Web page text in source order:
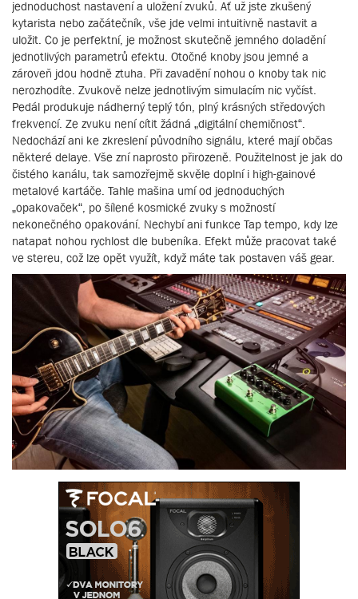
jednoduchost nastavení a uložení zvuků. Ať už jste zkušený
kytarista nebo začátečník, vše jde velmi intuitivně nastavit a
uložit. Co je perfektní, je možnost skutečně jemného doladění
jednotlivých parametrů efektu. Otočné knoby jsou jemné a
zároveň jdou hodně ztuha. Při zavadění nohou o knoby tak nic
nerozhodíte. Zvukově nelze jednotlivým simulacím nic vyčíst.
Pedál produkuje nádherný teplý tón, plný krásných středových
frekvencí. Ze zvuku není cítit žádná „digitální chemičnost“.
Nedochází ani ke zkreslení původního signálu, které mají občas
některé delaye. Vše zní naprosto přirozeně. Použitelnost je jak do
čistého kanálu, tak samozřejmě skvěle doplní i high-gainové
metalové kartáče. Tahle mašina umí od jednoduchých
„opakovaček“, po šílené kosmické zvuky s možností
nekonečného opakování. Nechybí ani funkce Tap tempo, kdy lze
natapat nohou rychlost dle bubeníka. Efekt může pracovat také
ve stereu, což lze opět využít, když máte tak postaven váš gear.